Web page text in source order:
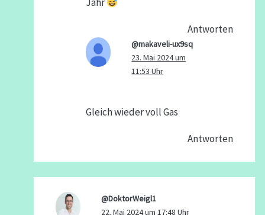
Antworten
@makaveli-ux9sq
23. Mai 2024 um
11:53 Uhr
Gleich wieder voll Gas
Antworten
@DoktorWeigl1
22. Mai 2024 um 17:48 Uhr